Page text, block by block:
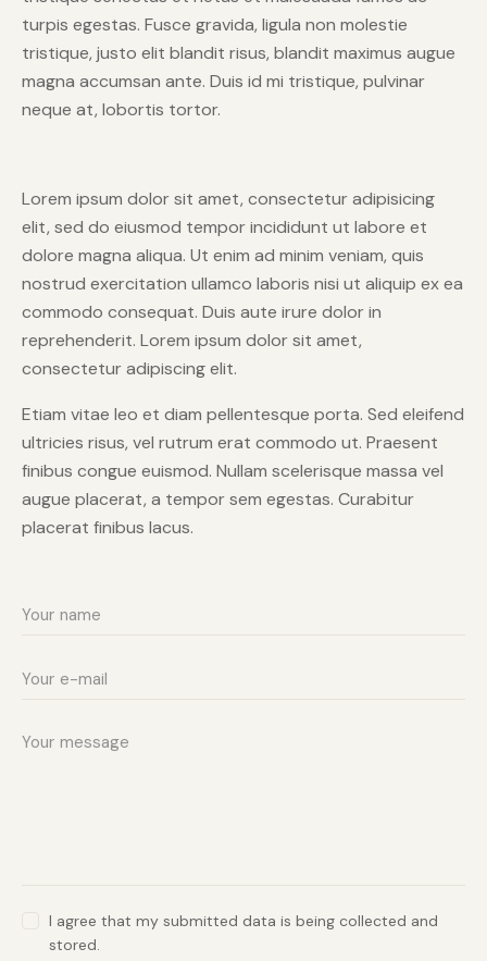
turpis egestas. Fusce gravida, ligula non molestie
tristique, justo elit blandit risus, blandit maximus augue
magna accumsan ante. Duis id mi tristique, pulvinar
neque at, lobortis tortor.
Lorem ipsum dolor sit amet, consectetur adipisicing
elit, sed do eiusmod tempor incididunt ut labore et
dolore magna aliqua. Ut enim ad minim veniam, quis
nostrud exercitation ullamco laboris nisi ut aliquip ex ea
commodo consequat. Duis aute irure dolor in
reprehenderit. Lorem ipsum dolor sit amet,
consectetur adipiscing elit.
Etiam vitae leo et diam pellentesque porta. Sed eleifend
ultricies risus, vel rutrum erat commodo ut. Praesent
finibus congue euismod. Nullam scelerisque massa vel
augue placerat, a tempor sem egestas. Curabitur
placerat finibus lacus.
I agree that my submitted data is being collected and
stored.